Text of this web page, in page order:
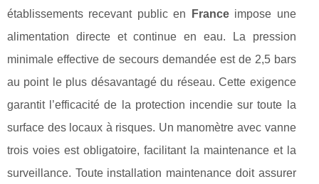
établissements recevant public en Franceimpose une
alimentation directe et continue en eau. La pression
minimale effective de secours demandée est de 2,5 bars
au point le plus désavantagé du réseau. Cette exigence
garantit l’efficacité de la protection incendie sur toute la
surface des locaux à risques. Un manomètre avec vanne
trois voies est obligatoire, facilitant la maintenance et la
surveillance. Toute installation maintenance doit assurer